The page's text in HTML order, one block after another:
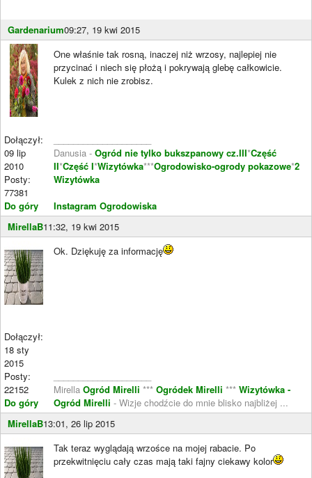
Gardenarium09:27, 19 kwi 2015
Dołączył:
09 lip
2010
Posty:
77381
Do góry
One właśnie tak rosną, inaczej niż wrzosy, najlepiej nie
przycinać i niech się płożą i pokrywają glebę całkowicie.
Kulek z nich nie zrobisz.
Danusia - Ogród nie tylko bukszpanowy cz.III*Część
II*Część I*Wizytówka***Ogrodowisko-ogrody pokazowe*2
Wizytówka
Instagram Ogrodowiska
MirellaB11:32, 19 kwi 2015
Dołączył:
18 sty
2015
Posty:
22152
Do góry
Ok. Dziękuję za informację
Mirella Ogród Mirelli *** Ogródek Mirelli *** Wizytówka -
Ogród Mirelli - Wizje chodźcie do mnie blisko najbliżej ...
MirellaB13:01, 26 lip 2015
Tak teraz wyglądają wrzośce na mojej rabacie. Po
przekwitnięciu cały czas mają taki fajny ciekawy kolor